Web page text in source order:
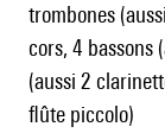
trombones
cors, 4 bassons
(aussi 2
flûte piccolo)